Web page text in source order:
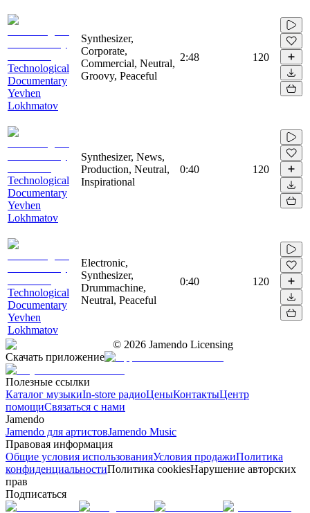
Technological
Documentary
Yevhen
Lokhmatov
Synthesizer,
Corporate,
Commercial, Neutral,
Groovy, Peaceful
2:48 120
Technological
Documentary
Yevhen
Lokhmatov
Synthesizer, News,
Production, Neutral,
Inspirational
0:40 120
Technological
Documentary
Yevhen
Lokhmatov
Electronic,
Synthesizer,
Drummachine,
Neutral, Peaceful
0:40 120
© 2026 Jamendo Licensing
Скачать приложение
Полезные ссылки
Каталог музыкиIn-store радиоЦеныКонтактыЦентр
помощиСвязаться с нами
Jamendo
Jamendo для артистовJamendo Music
Правовая информация
Общие условия использованияУсловия продажиПолитика
конфиденциальностиПолитика cookiesНарушение авторских
прав
Подписаться